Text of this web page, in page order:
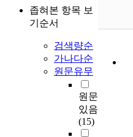
좁혀본 항목 보
기순서
검색량순
가나다순
원문유무
원문
있음
(15)